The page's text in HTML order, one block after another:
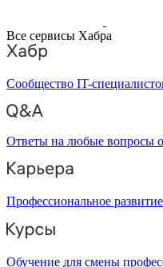
Все сервисы Хабра
Сообщество IT-
Ответы на любые вопросы
Профессиональное
Обучение для смены